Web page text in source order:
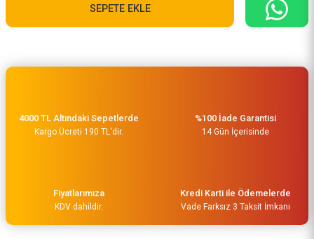
SEPETE EKLE
4000 TL Altındaki Sepetlerde
Kargo Ücreti 190 TL'dir.
%100 İade Garantisi
14 Gün İçerisinde
Fiyatlarımıza
KDV dahildir.
Kredi Karti ile Ödemelerde
Vade Farksız 3 Taksit İmkanı